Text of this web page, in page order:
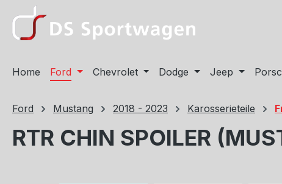
Hauptinhalt springen
Zur Suche springen
Zur Hauptnavigation springen
Home Ford Chevrolet Dodge Jeep
Ford Mustang 2018 - 2023 Karosserieteile
RTR CHIN SPOILER